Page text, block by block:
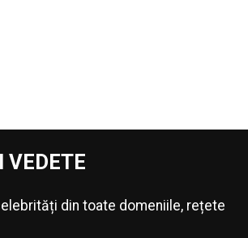
VEDETE
din toate domeniile, rețete